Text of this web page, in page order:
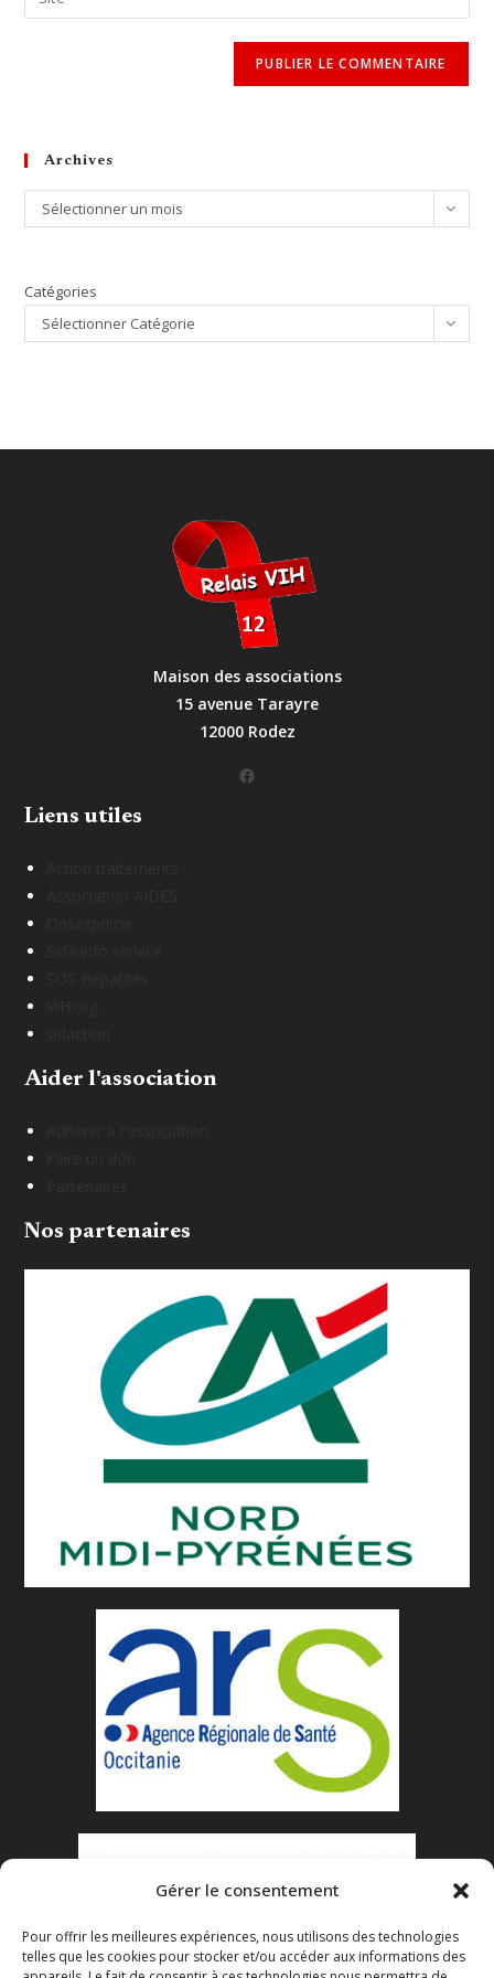
Gérer le consentement
Pour offrir les meilleures expériences, nous utilisons des technologies
telles que les cookies pour stocker et/ou accéder aux informations des
comment
l’URL
Archives
Archives
Sélectionner un mois
Catégories
Sélectionner Catégorie
Maison des associations
15 avenue Tarayre
12000 Rodez
Facebook
Liens utiles
Aider l'association
Nos partenaires